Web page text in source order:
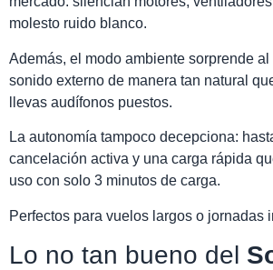
molesto ruido blanco.
Además, el modo ambiente sorprende al
sonido externo de manera tan natural
llevas audífonos puestos.
La autonomía tampoco decepciona:
cancelación activa y una carga rápida
uso con solo 3 minutos de carga.
Perfectos para vuelos largos o jornadas
Lo no tan bueno del